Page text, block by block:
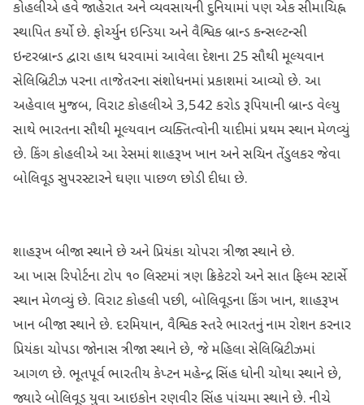
કોહલીએ હવે જાહેરાત અને વ્યવસાયની દુનિયામાં પણ એક સીમાચિહ્ન
સ્થાપિત કર્યો છે. ફોર્ચ્યુન ઇન્ડિયા અને વૈશ્વિક બ્રાન્ડ કન્સલ્ટન્સી
ઇન્ટરબ્રાન્ડ દ્વારા હાથ ધરવામાં આવેલા દેશના 25 સૌથી મૂલ્યવાન
સેલિબ્રિટીઝ પરના તાજેતરના સંશોધનમાં પ્રકાશમાં આવ્યો છે. આ
અહેવાલ મુજબ, વિરાટ કોહલીએ 3,542 કરોડ રૂપિયાની બ્રાન્ડ વેલ્યુ
સાથે ભારતના સૌથી મૂલ્યવાન વ્યક્તિત્વોની યાદીમાં પ્રથમ સ્થાન મેળવ્યું
છે. કિંગ કોહલીએ આ રેસમાં શાહરૂખ ખાન અને સચિન તેંડુલકર જેવા
બોલિવૂડ સુપરસ્ટારને ઘણા પાછળ છોડી દીધા છે.
શાહરૂખ બીજા સ્થાને છે અને પ્રિયંકા ચોપરા ત્રીજા સ્થાને છે.
આ ખાસ રિપોર્ટના ટોપ ૧૦ લિસ્ટમાં ત્રણ ક્રિકેટરો અને સાત ફિલ્મ સ્ટાર્સે
સ્થાન મેળવ્યું છે. વિરાટ કોહલી પછી, બોલિવૂડના કિંગ ખાન, શાહરૂખ
ખાન બીજા સ્થાને છે. દરમિયાન, વૈશ્વિક સ્તરે ભારતનું નામ રોશન કરનાર
પ્રિયંકા ચોપડા જોનાસ ત્રીજા સ્થાને છે, જે મહિલા સેલિબ્રિટીઝમાં
આગળ છે. ભૂતપૂર્વ ભારતીય કેપ્ટન મહેન્દ્ર સિંહ ધોની ચોથા સ્થાને છે,
જ્યારે બોલિવૂડ યુવા આઇકોન રણવીર સિંહ પાંચમા સ્થાને છે. નીચે